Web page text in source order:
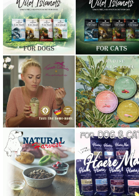
ネイチャーベット NaturVet
バーキングヘッズ BARKING HEADS
ハーロウブレンド Harlow Blend
バイオトロール・バイオフレッシュ Byotrol
バリアサプリ
Haere Mai ハレマエ
阪急ハロードッグ
プロバイオデンタルPet
ビィ・ナチュラル be-NatuRal